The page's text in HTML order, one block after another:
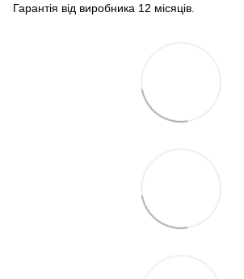
Гарантія від виробника 12 місяців.